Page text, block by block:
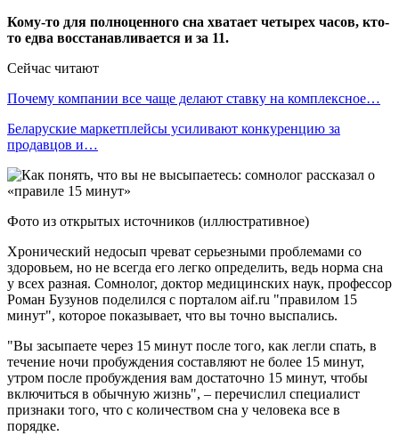
Кому-то для полноценного сна хватает четырех часов, кто-
то едва восстанавливается и за 11.
Сейчас читают
Почему компании все чаще делают ставку на комплексное…
Беларуские маркетплейсы усиливают конкуренцию за
продавцов и…
Фото из открытых источников (иллюстративное)
Хронический недосып чреват серьезными проблемами со
здоровьем, но не всегда его легко определить, ведь норма сна
у всех разная. Сомнолог, доктор медицинских наук, профессор
Роман Бузунов поделился с порталом aif.ru "правилом 15
минут", которое показывает, что вы точно выспались.
"Вы засыпаете через 15 минут после того, как легли спать, в
течение ночи пробуждения составляют не более 15 минут,
утром после пробуждения вам достаточно 15 минут, чтобы
включиться в обычную жизнь", – перечислил специалист
признаки того, что с количеством сна у человека все в
порядке.